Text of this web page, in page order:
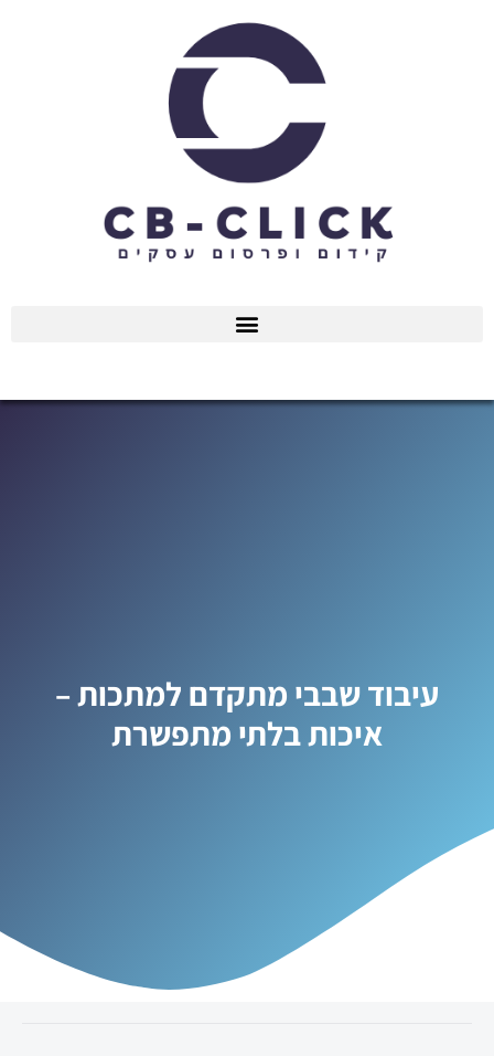
עיבוד שבבי מתקדם למתכות –
איכות בלתי מתפשרת